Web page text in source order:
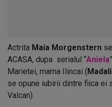
Actrita Maia Morgenstern
ACASA, dupa serialul “Aniela
Marietei, mama Ilincai (
se opune iubirii dintre fiica ei
Valcan).